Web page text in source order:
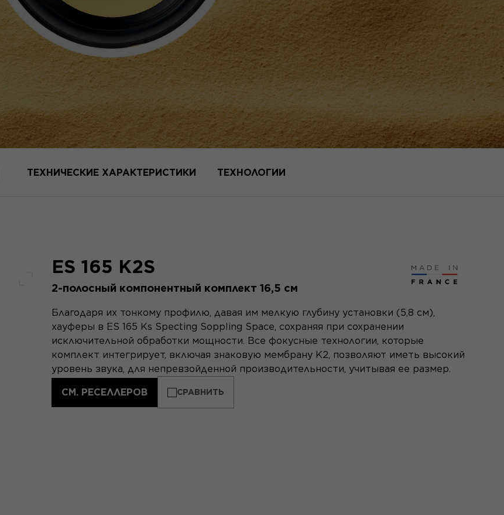
ТЕХНИЧЕСКИЕ ХАРАКТЕРИСТИКИ ТЕХНОЛОГИИ
Полный экран
ES 165 K2S
2-полосный компонентный комплект 16,5 см
Благодаря их тонкому профилю, давая им мелкую глубину установки (5,8 см),
хауферы в ES 165 Ks Specting Soppling Space, сохраняя при сохранении
исключительной обработки мощности. Все фокусные технологии, которые
комплект интегрирует, включая знаковую мембрану K2, позволяют иметь высокий
уровень звука, для непревзойденной производительности, учитывая ее размер.
СМ. РЕСЕЛЛЕРОВ СРАВНИТЬ